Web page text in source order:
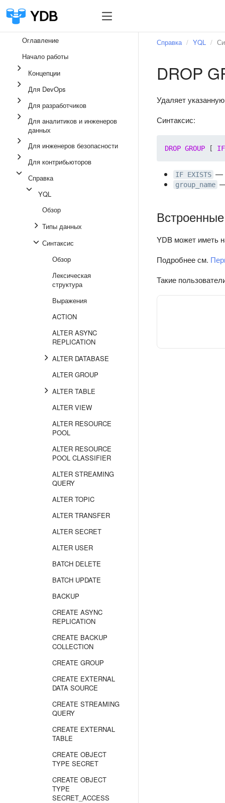
Оглавление
Начало работы
Концепции
Для DevOps
Для разработчиков
Для аналитиков и инженеров
данных
Для инженеров безопасности
Для контрибьюторов
Справка
YQL
Обзор
Типы данных
Синтаксис
Обзор
Лексическая
структура
Выражения
ACTION
ALTER ASYNC
REPLICATION
ALTER DATABASE
ALTER GROUP
ALTER TABLE
ALTER VIEW
ALTER RESOURCE
POOL
ALTER RESOURCE
POOL CLASSIFIER
ALTER STREAMING
QUERY
ALTER TOPIC
ALTER TRANSFER
ALTER SECRET
ALTER USER
BATCH DELETE
BATCH UPDATE
BACKUP
CREATE ASYNC
REPLICATION
CREATE BACKUP
COLLECTION
CREATE GROUP
CREATE EXTERNAL
DATA SOURCE
CREATE STREAMING
QUERY
CREATE EXTERNAL
TABLE
CREATE OBJECT
TYPE SECRET
CREATE OBJECT
TYPE
SECRET_ACCESS
Справка YQL
DROP
Удаляет
Синтаксис:
DROP GROUP [ IF
IF EXISTS —
group_name
YDB может иметь
Подробнее см.
Такие